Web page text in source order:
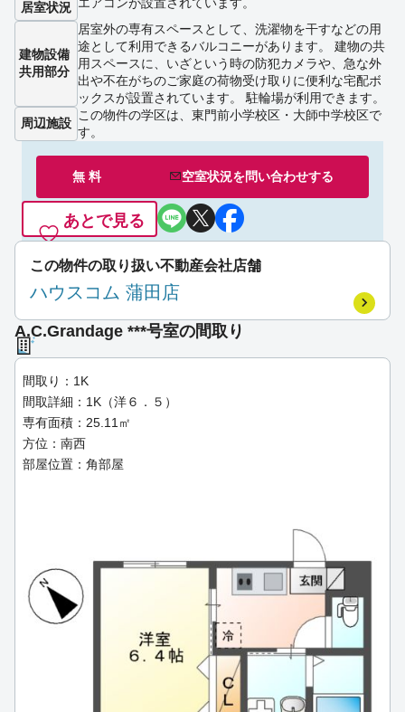
居室状況
建物設備
共用部分
居室外の専有スペースとして、洗濯物を干すなどの用
途として利用できるバルコニーがあります。 建物の共
用スペースに、いざという時の防犯カメラや、急な外
出や不在がちのご家庭の荷物受け取りに便利な宅配ボ
ックスが設置されています。 駐輪場が利用できます。
周辺施設
この物件の学区は、東門前小学校区・大師中学校区で
す。
無 料 空室状況を問い合わせする
あとで見る
この物件の取り扱い不動産会社店舗
ハウスコム 蒲田店
A.C.Grandage ***号室の間取り
間取り：1K
間取詳細：1K（洋６．５）
専有面積：25.11㎡
方位：南西
部屋位置：角部屋